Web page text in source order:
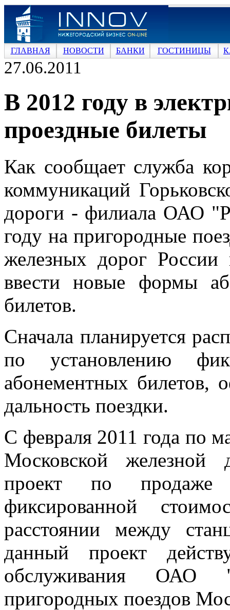
ГЛАВНАЯ НОВОСТИ БАНКИ ГОСТИНИЦЫ
27.06.2011
В 2012 году в
проездные билеты
Как сообщает служба
коммуникаций
дороги - филиала ОАО
году на пригородные
железных дорог России
ввести новые формы
билетов.
Сначала планируется
по установлению
абонементных билетов,
дальность поездки.
С февраля 2011 года по
Московской железной
проект по продаже
фиксированной
расстоянии между
данный проект
обслуживания ОАО
пригородных поездов